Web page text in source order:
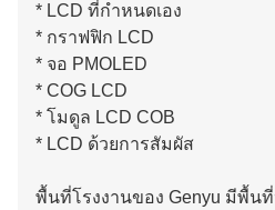
* LCD ที่กําหนดเอง
* กราฟฟิก LCD
* จอ PMOLED
* COG LCD
* โมดูล LCD COB
* LCD ด้วยการสัมผัส
พื้นที่โรงงานของ Genyu มีพื้น